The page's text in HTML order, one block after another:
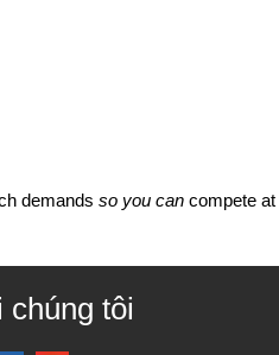
demands so you can compete at
chúng tôi